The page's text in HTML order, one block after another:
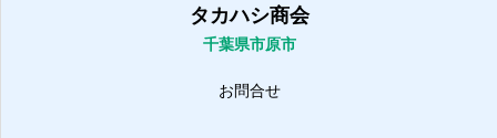
タカハシ商会
千葉県市原市
お問合せ